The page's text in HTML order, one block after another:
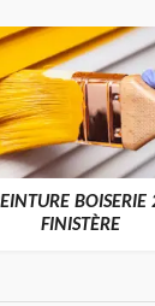
BOISERIE
FINISTÈRE